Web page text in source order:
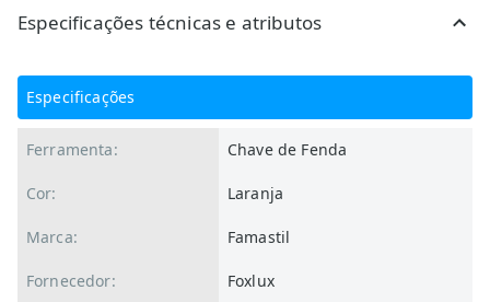
Especificações técnicas e atributos
Especificações
Ferramenta: Chave de Fenda
Cor: Laranja
Marca: Famastil
Fornecedor: Foxlux